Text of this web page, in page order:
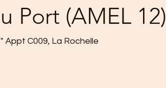
Port (AMEL 12)
Appt C009, La Rochelle